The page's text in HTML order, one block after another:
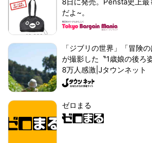
だよ~。
「ジブリの世界」「冒険
が撮影した〝1歳娘の後ろ
8万人感激|Jタウンネット
ゼロまる